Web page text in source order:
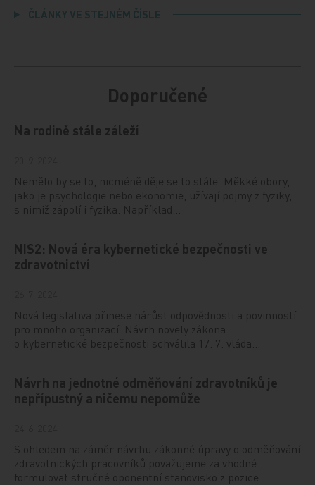
ČLÁNKY VE STEJNÉM ČÍSLE
Doporučené
Na rodině stále záleží
Nemělo by se to, nicméně děje se to stále. Měkké obory,
jako je psychologie nebo ekonomie, užívají pojmy z fyziky,
s nimiž zápolí i fyzika. Například…
NIS2: Nová éra kybernetické bezpečnosti ve
zdravotnictví
Nová legislativa přinese nárůst odpovědnosti a povinností
pro mnoho organizací. Návrh novely zákona
o kybernetické bezpečnosti schválila 17. 7. vláda…
Návrh na jednotné odměňování zdravotníků je
nepřípustný a ničemu nepomůže
S ohledem na záměr návrhu zákonné úpravy o odměňování
zdravotnických pracovníků považujeme za vhodné
formulovat stručné oponentní stanovisko z pozice…